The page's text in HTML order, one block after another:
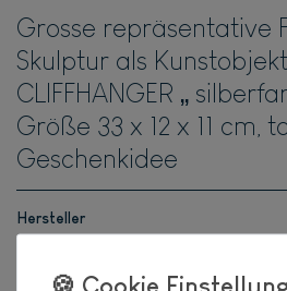
Grosse repräsentative
Skulptur als
CLIFFHANGER „
Größe 33 x 12 x 11 cm,
Geschenkidee
Hersteller